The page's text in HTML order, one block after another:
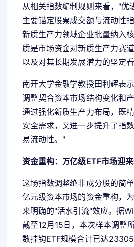
从相关指数编制规则来看，"优
主要锚定股票成交额与流动性
新质生产力领域企业批量纳入
质是市场资金对新质生产力赛
以及对其长期发展潜力的坚定看
南开大学金融学教授田利辉表
调整契合资本市场结构变化和产
通过强化新质生产力布局，既
安全需求，又进一步提升了指
易流动性。"
资金重构：万亿级ETF市场迎
这场指数调整绝非成分股的简
亿元级资本市场的资金重构，
来明确的"活水引流"效应。据
截至12月15日，本次样本调整
数挂钩ETF规模合计已达